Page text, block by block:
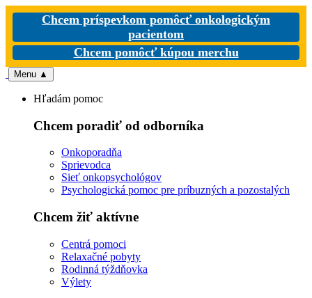
Chcem príspevkom pomôcť onkologickým
pacientom
Chcem pomôcť kúpou merchu
Menu ▲
Hľadám pomoc
Chcem poradiť od odborníka
Onkoporadňa
Sprievodca
Sieť onkopsychológov
Psychologická pomoc pre príbuzných a pozostalých
Chcem žiť aktívne
Centrá pomoci
Relaxačné pobyty
Rodinná týždňovka
Výlety